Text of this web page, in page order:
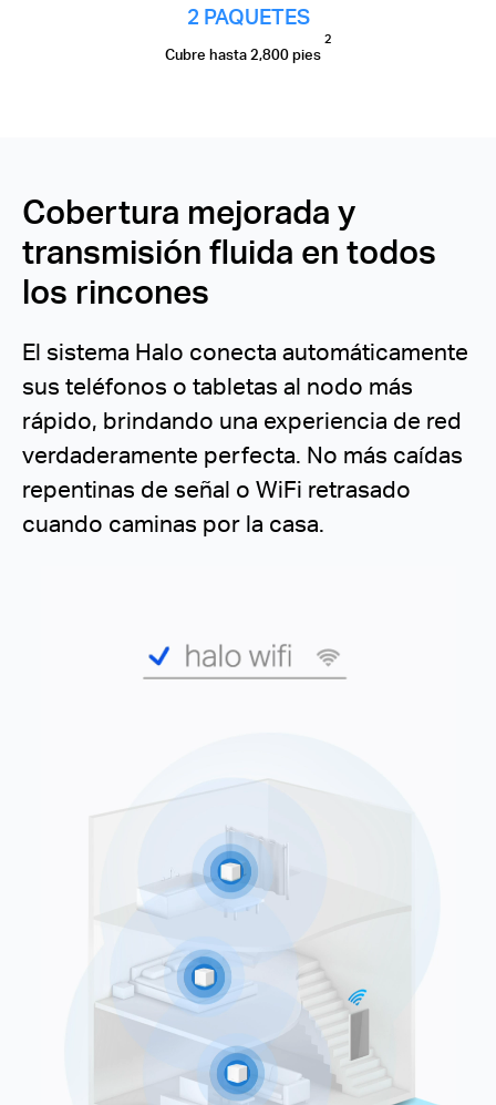
2 PAQUETES
Cubre hasta 2,800 pies
2
Cobertura mejorada y
transmisión fluida en todos
los rincones
El sistema Halo conecta automáticamente
sus teléfonos o tabletas al nodo más
rápido, brindando una experiencia de red
verdaderamente perfecta. No más caídas
repentinas de señal o WiFi retrasado
cuando caminas por la casa.